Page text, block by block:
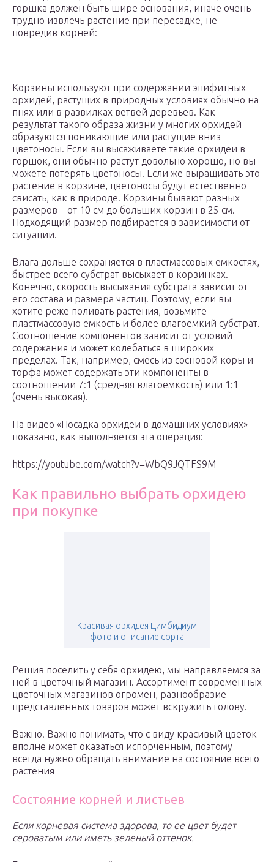
горшка должен быть шире основания, иначе очень
трудно извлечь растение при пересадке, не
повредив корней:
Корзины используют при содержании эпифитных
орхидей, растущих в природных условиях обычно на
пнях или в развилках ветвей деревьев. Как
результат такого образа жизни у многих орхидей
образуются поникающие или растущие вниз
цветоносы. Если вы высаживаете такие орхидеи в
горшок, они обычно растут довольно хорошо, но вы
можете потерять цветоносы. Если же выращивать это
растение в корзине, цветоносы будут естественно
свисать, как в природе. Корзины бывают разных
размеров – от 10 см до больших корзин в 25 см.
Подходящий размер подбирается в зависимости от
ситуации.
Влага дольше сохраняется в пластмассовых емкостях,
быстрее всего субстрат высыхает в корзинках.
Конечно, скорость высыхания субстрата зависит от
его состава и размера частиц. Поэтому, если вы
хотите реже поливать растения, возьмите
пластмассовую емкость и более влагоемкий субстрат.
Соотношение компонентов зависит от условий
содержания и может колебаться в широких
пределах. Так, например, смесь из сосновой коры и
торфа может содержать эти компоненты в
соотношении 7:1 (средняя влагоемкость) или 1:1
(очень высокая).
На видео «Посадка орхидеи в домашних условиях»
показано, как выполняется эта операция:
https://youtube.com/watch?v=WbQ9JQTFS9M
Как правильно выбрать орхидею
при покупке
Красивая орхидея Цимбидиум
фото и описание сорта
Решив поселить у себя орхидею, мы направляемся за
ней в цветочный магазин. Ассортимент современных
цветочных магазинов огромен, разнообразие
представленных товаров может вскружить голову.
Важно! Важно понимать, что с виду красивый цветок
вполне может оказаться испорченным, поэтому
всегда нужно обращать внимание на состояние всего
растения
Состояние корней и листьев
Если корневая система здорова, то ее цвет будет
сероватым или иметь зеленый оттенок.